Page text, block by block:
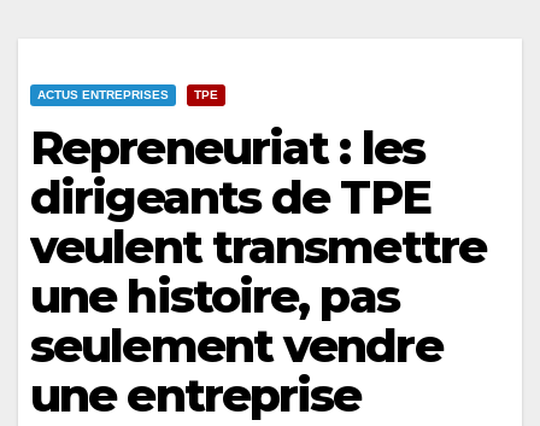
ACTUS ENTREPRISES TPE
Repreneuriat : les
dirigeants de TPE
veulent transmettre
une histoire, pas
seulement vendre
une entreprise